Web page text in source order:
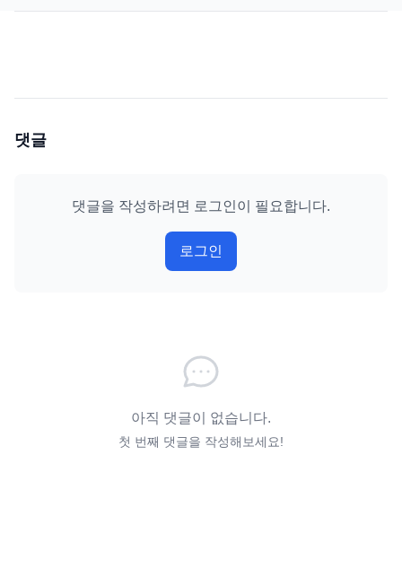
댓글
댓글을 작성하려면 로그인이 필요합니다.
로그인
아직 댓글이 없습니다.
첫 번째 댓글을 작성해보세요!